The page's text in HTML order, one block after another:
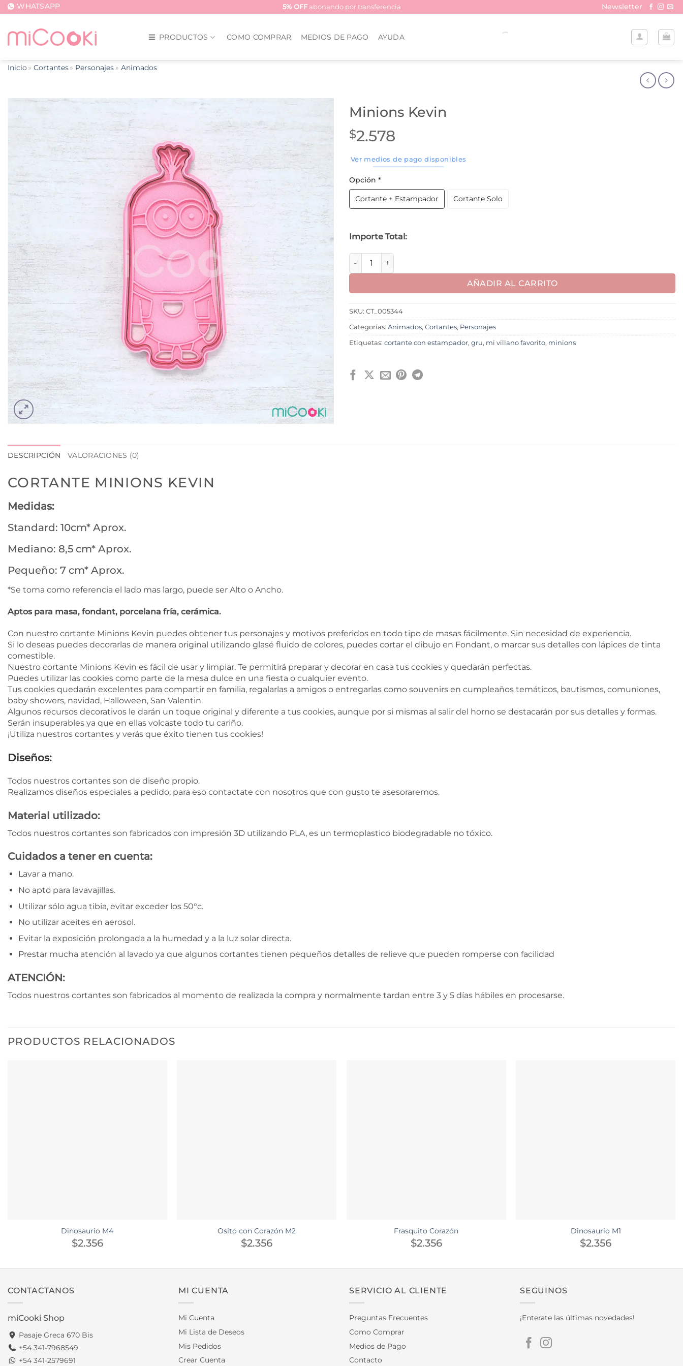
Saltar
contenido
WHATSAPP 5% OFFabonando por transferencia Newsletter
PRODUCTOS COMO COMPRAR MEDIOS DE PAGO AYUDA
Inicio Cortantes Personajes Animados
Minions Kevin
$2.578
Ver medios de pago disponibles
Opción *
Cortante + Estampador Cortante Solo
Importe Total:
Minions Kevin cantidad
AÑADIR AL CARRITO
SKU: CT_005344
Categorías: Animados, Cortantes, Personajes
Etiquetas: cortante con estampador, gru, mi villano favorito, minions
DESCRIPCIÓN VALORACIONES (0)
CORTANTE MINIONS KEVIN
Medidas:
Standard: 10cm* Aprox.
Mediano: 8,5 cm* Aprox.
Pequeño: 7 cm* Aprox.
*Se toma como referencia el lado mas largo, puede ser Alto o Ancho.
Aptos para masa, fondant, porcelana fría, cerámica.
Con nuestro cortante Minions Kevin puedes obtener tus personajes y motivos preferidos en todo tipo de masas fácilmente. Sin necesidad de experiencia.
Si lo deseas puedes decorarlas de manera original utilizando glasé fluido de colores, puedes cortar el dibujo en Fondant, o marcar sus detalles con lápices de tinta
comestible.
Nuestro cortante Minions Kevin es fácil de usar y limpiar. Te permitirá preparar y decorar en casa tus cookies y quedarán perfectas.
Puedes utilizar las cookies como parte de la mesa dulce en una fiesta o cualquier evento.
Tus cookies quedarán excelentes para compartir en familia, regalarlas a amigos o entregarlas como souvenirs en cumpleaños temáticos, bautismos, comuniones,
baby showers, navidad, Halloween, San Valentin.
Algunos recursos decorativos le darán un toque original y diferente a tus cookies, aunque por si mismas al salir del horno se destacarán por sus detalles y formas.
Serán insuperables ya que en ellas volcaste todo tu cariño.
¡Utiliza nuestros cortantes y verás que éxito tienen tus cookies!
Diseños:
Todos nuestros cortantes son de diseño propio.
Realizamos diseños especiales a pedido, para eso contactate con nosotros que con gusto te asesoraremos.
Material utilizado:
Todos nuestros cortantes son fabricados con impresión 3D utilizando PLA, es un termoplastico biodegradable no tóxico.
Cuidados a tener en cuenta:
Lavar a mano.
No apto para lavavajillas.
Utilizar sólo agua tibia, evitar exceder los 50°c.
No utilizar aceites en aerosol.
Evitar la exposición prolongada a la humedad y a la luz solar directa.
Prestar mucha atención al lavado ya que algunos cortantes tienen pequeños detalles de relieve que pueden romperse con facilidad
ATENCIÓN:
Todos nuestros cortantes son fabricados al momento de realizada la compra y normalmente tardan entre 3 y 5 días hábiles en procesarse.
PRODUCTOS RELACIONADOS
Dinosaurio M4
$2.356
Osito con Corazón M2
$2.356
Frasquito Corazón
$2.356
Dinosaurio M1
$2.356
CONTACTANOS
miCooki Shop
Pasaje Greca 670 Bis
+54 341-7968549
+54 341-2579691
MI CUENTA
Mi Cuenta
Mi Lista de Deseos
Mis Pedidos
Crear Cuenta
SERVICIO AL CLIENTE
Preguntas Frecuentes
Como Comprar
Medios de Pago
Contacto
SEGUINOS
¡Enterate las últimas novedades!